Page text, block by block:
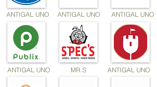
MR.S
ANTIGAL UNO ANTIGAL UNO ANTIGAL UNO
ANTIGAL UNO ANTIGAL UNO